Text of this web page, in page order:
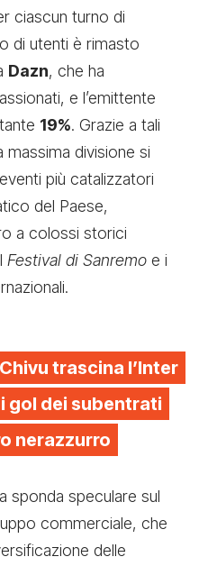
ciascun turno di
di utenti è rimasto
Dazn, che ha
e l’emittente
19%. Grazie a tali
divisione si
più catalizzatori
del Paese,
a colossi storici
Festival di Sanremo e i
trascina l’Inter
gol dei subentrati
nerazzurro
sponda speculare sul
commerciale, che
delle